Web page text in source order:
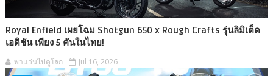
Royal Enfield เผยโฉม Shotgun 650 x Rough Crafts รุ่นลิมิเต็ด
เอดิชัน เพียง 5 คันในไทย!
พาแว่นไปดูโลก Jul 16, 2026